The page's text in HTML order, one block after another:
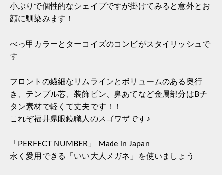
小ぶりで個性的なシェイプですが掛けてみると意外とお
顔に馴染みます！
べっ甲カラーとターコイズのコンビがスタイリッシュで
す
フロントの繊細なリムラインとボリュームのある奥行
き、テンプル芯、装飾ピン、鼻あてなど金属部分はBチ
タン素材で軽くて丈夫です！！
これぞ福井県眼鏡職人のスゴワザです♪
「PERFECT NUMBER」 Made in Japan
永く愛用できる「いい大人メガネ」を使いましょう